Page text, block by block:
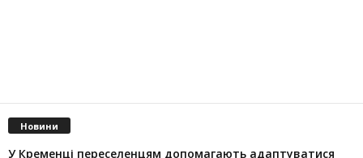
Новини
У Кременці переселенцям допомагають адаптуватися